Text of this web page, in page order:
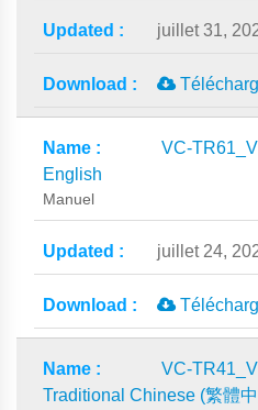
juillet 31,
VC-
English
Manuel
juillet 24,
VC-
Traditional Chinese (繁體